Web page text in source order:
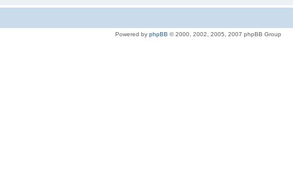
Powered by phpBB © 2000, 2002, 2005, 2007 phpBB Group